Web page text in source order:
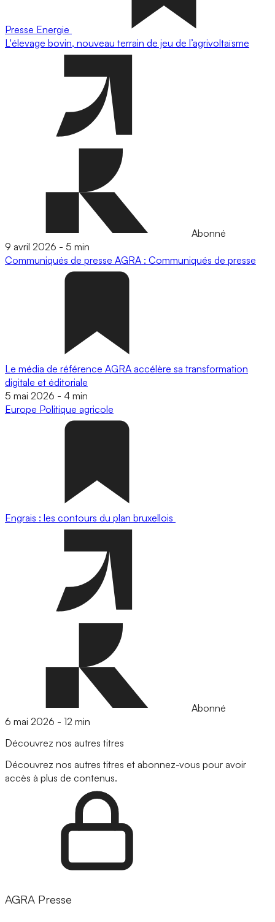
Presse Energie
L'élevage bovin, nouveau terrain de jeu de l’agrivoltaïsme
Abonné
9 avril 2026 - 5 min
Communiqués de presse AGRA : Communiqués de presse
Le média de référence AGRA accélère sa transformation
digitale et éditoriale
5 mai 2026 - 4 min
Europe Politique agricole
Engrais : les contours du plan bruxellois
Abonné
6 mai 2026 - 12 min
Découvrez nos autres titres
Découvrez nos autres titres et abonnez-vous pour avoir
accès à plus de contenus.
AGRA Presse